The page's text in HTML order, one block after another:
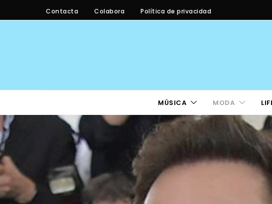
Contacta Colabora Política de privacidad
MÚSICA MODA